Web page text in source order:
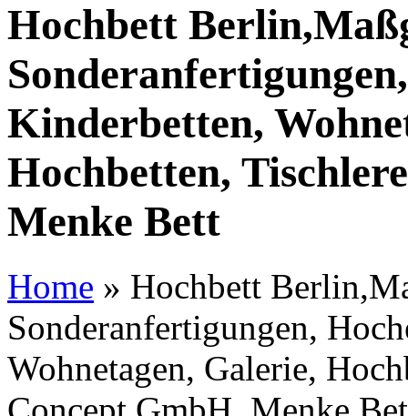
Hochbett
Kinderbetten,
Hochbetten,
Menke Bett
Home » Hochbett
Sonderanfertigungen,
Wohnetagen, Galerie,